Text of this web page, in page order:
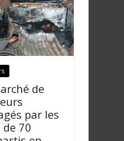
de
par les
70